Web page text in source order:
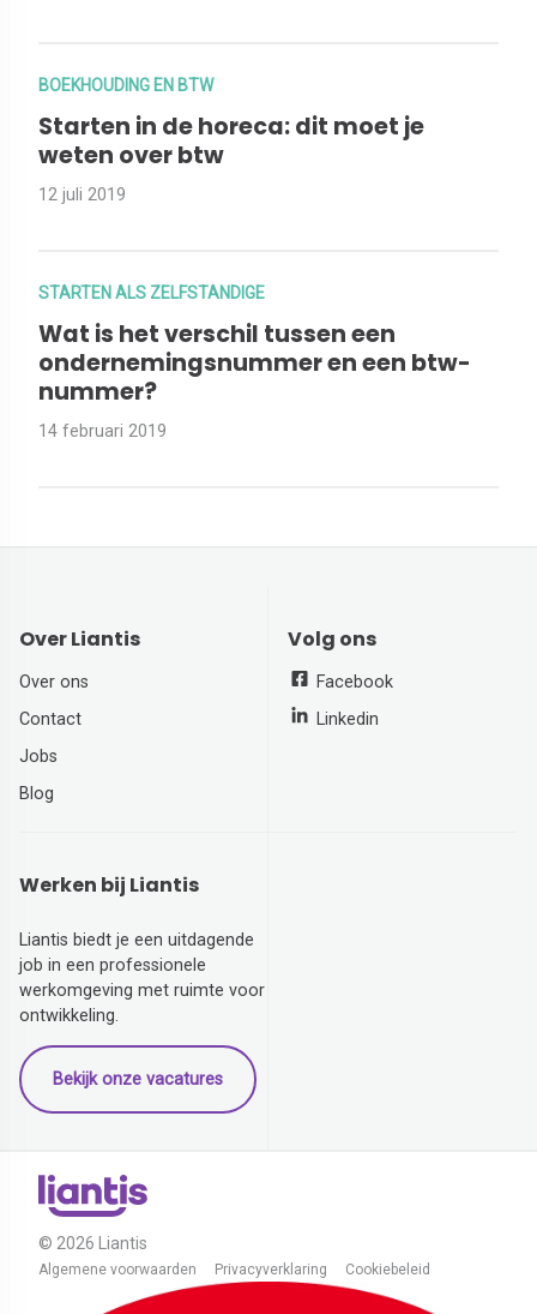
BOEKHOUDING EN BTW
Starten in de horeca: dit moet je
weten over btw
12 juli 2019
STARTEN ALS ZELFSTANDIGE
Wat is het verschil tussen een
ondernemingsnummer en een btw-
nummer?
14 februari 2019
Over Liantis
Over ons
Contact
Jobs
Blog
Volg ons
Facebook
Linkedin
Werken bij Liantis
Liantis biedt je een uitdagende
job in een professionele
werkomgeving met ruimte voor
ontwikkeling.
Bekijk onze vacatures
© 2026 Liantis
Algemene voorwaarden Privacyverklaring Cookiebeleid